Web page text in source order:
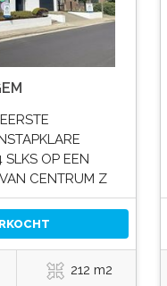
OP EEN
CENTRUM Z
212 m2